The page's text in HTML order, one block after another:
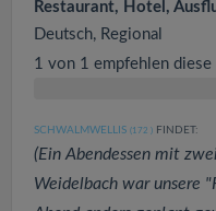
Restaurant, Hotel,
Deutsch, Regional
1 von 1 empfehlen diese
SCHWALMWELLIS (172 ) FINDET:
(Ein Abendessen mit
Weidelbach war unsere